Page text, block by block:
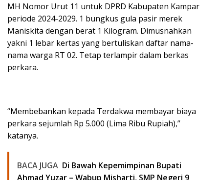
MH Nomor Urut 11 untuk DPRD Kabupaten Kampar
periode 2024-2029. 1 bungkus gula pasir merek
Maniskita dengan berat 1 Kilogram. Dimusnahkan
yakni 1 lebar kertas yang bertuliskan daftar nama-
nama warga RT 02. Tetap terlampir dalam berkas
perkara.
“Membebankan kepada Terdakwa membayar biaya
perkara sejumlah Rp 5.000 (Lima Ribu Rupiah),”
katanya.
BACA JUGA Di Bawah Kepemimpinan Bupati
Ahmad Yuzar – Wabup Misharti, SMP Negeri 9